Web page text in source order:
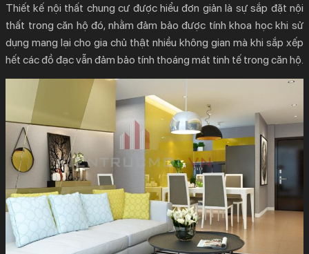
Thiết kế nội thất chung cưđược hiểu đơn giản là sự sắp đặt nội
thất trong căn hộ đó, nhằm đảm bảo được tính khoa học khi sử
dụng mang lại cho gia chủ thật nhiều không gian mà khi sắp xếp
hết các đồ đạc vẫn đảm bảo tính thoáng mát tinh tế trong căn hộ.